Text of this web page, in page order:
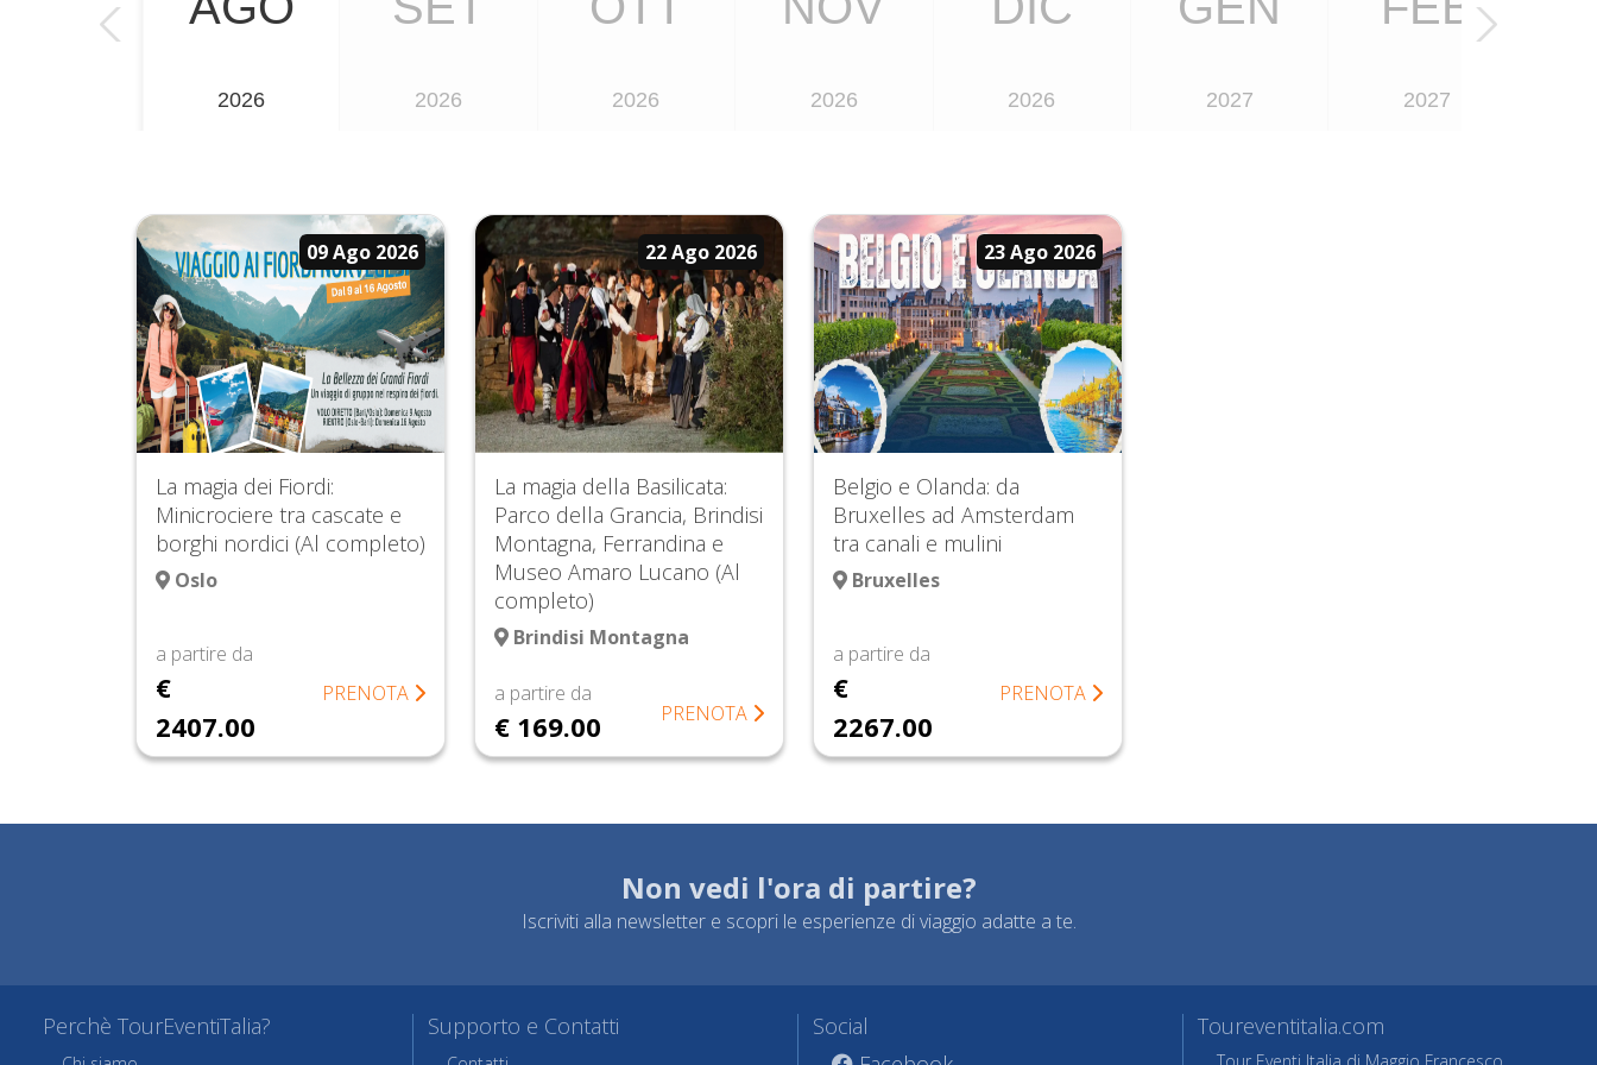
2026 2026 2026 2026 2026 2027 2027
09 Ago 2026
La magia dei Fiordi:
Minicrociere tra cascate e
borghi nordici (Al completo)
Oslo
a partire da
€
2407.00
PRENOTA
22 Ago 2026
La magia della Basilicata:
Parco della Grancia, Brindisi
Montagna, Ferrandina e
Museo Amaro Lucano (Al
completo)
Brindisi Montagna
a partire da
€ 169.00 PRENOTA
23 Ago 2026
Belgio e Olanda: da
Bruxelles ad Amsterdam
tra canali e mulini
Bruxelles
a partire da
€
2267.00
PRENOTA
Non vedi l'ora di partire?
Iscriviti alla newsletter e scopri le esperienze di viaggio adatte a te.
Perchè TourEventiTalia? Supporto e Contatti
Social
Toureventitalia.com